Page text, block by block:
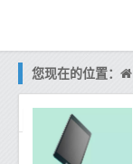
您现在的位置：